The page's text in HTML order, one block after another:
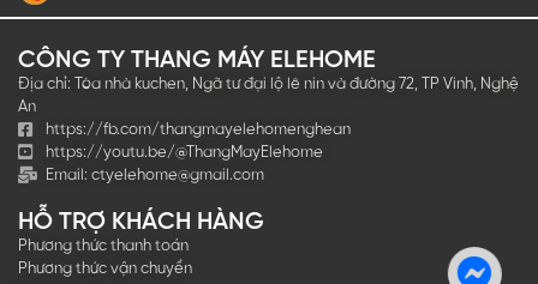
CÔNG TY THANG MÁY ELEHOME
Địa chỉ: Tòa nhà kuchen, Ngã tư đại lộ lê nin và đường 72, TP Vinh, Nghệ
An
https://fb.com/thangmayelehomenghean
https://youtu.be/@ThangMayElehome
Email: ctyelehome@gmail.com
HỖ TRỢ KHÁCH HÀNG
Phương thức thanh toán
Phương thức vận chuyển